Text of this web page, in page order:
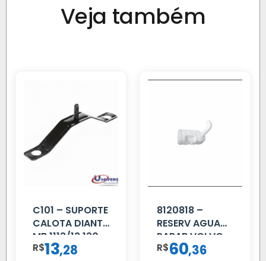
Veja também
C101 – SUPORTE
CALOTA DIANT
MB 1113/13.130
R$13,28
8120818 –
RESERV AGUA
PARAB VOLVO
EDC
R$60,36